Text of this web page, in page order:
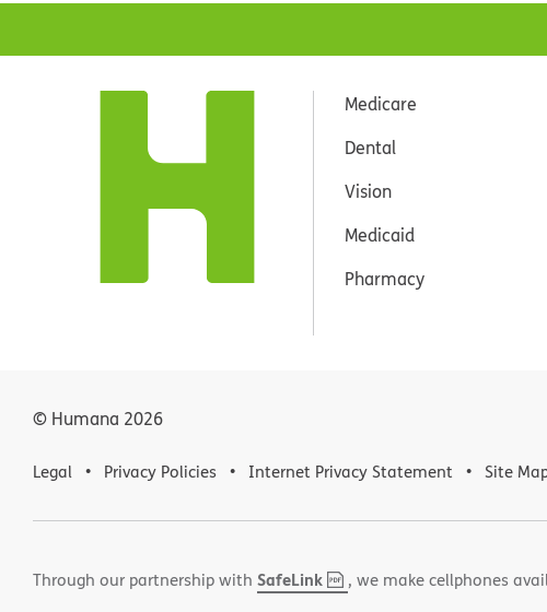
Medicare
Dental
Vision
Medicaid
Pharmacy
© Humana 2026
Legal Privacy Policies Internet Privacy Statement Site
Through our partnership with SafeLink,
(opens
, we make cellphones